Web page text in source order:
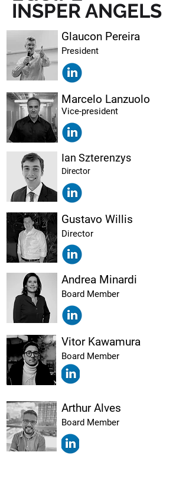
INSPER ANGELS
Glaucon Pereira
President
Marcelo Lanzuolo
Vice-president
Ian Szterenzys
Director
Gustavo Willis
Director
Andrea Minardi
Board Member
Vitor Kawamura
Board Member
Arthur Alves
Board Member